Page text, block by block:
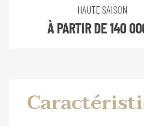
HAUTE SAISON
À PARTIR DE 140